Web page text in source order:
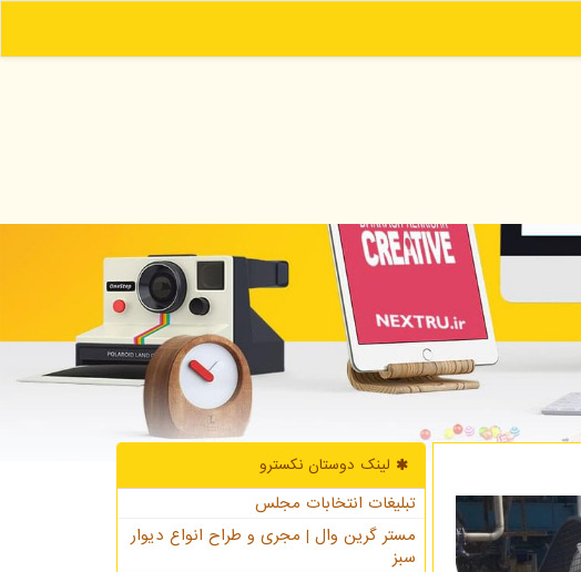
لینک دوستان نكسترو
تبلیغات انتخابات مجلس
مستر گرین وال | مجری و طراح انواع دیوار
سبز